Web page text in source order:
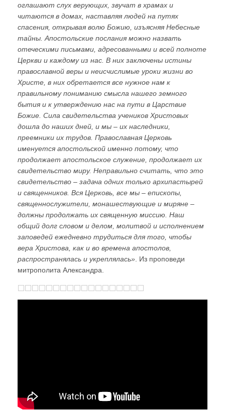
оглашают слух верующих, звучат в храмах и
читаются в домах, наставляя людей на путях
спасения, открывая волю Божию, изъясняя Небесные
тайны. Апостольские послания можно назвать
отеческими письмами, адресованными и всей полноте
Церкви и каждому из нас. В них заключены истины
православной веры и неисчислимые уроки жизни во
Христе, в них обретается все нужное нам к
правильному пониманию смысла нашего земного
бытия и к утверждению нас на пути в Царствие
Божие. Сила свидетельства учеников Христовых
дошла до наших дней, и мы – их наследники,
преемники их трудов. Православная Церковь
именуется апостольской именно потому, что
продолжает апостольское служение, продолжает их
свидетельство миру. Неправильно считать, что это
свидетельство – задача одних только архипастырей
и священников. Вся Церковь, все мы – епископы,
священнослужители, монашествующие и миряне –
должны продолжать их священную миссию. Наш
общий долг словом и делом, молитвой и исполнением
заповедей ежедневно трудиться для того, чтобы
вера Христова, как и во времена апостолов,
распространялась и укреплялась» . Из проповеди
митрополита Александра.